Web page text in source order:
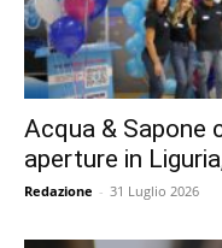
Acqua & Sapone
aperture in
Redazione - 31 Luglio 2026